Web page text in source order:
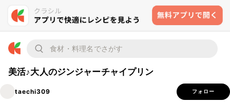
美活♪大人のジンジャーチャイプリン
taechi309 フォロー